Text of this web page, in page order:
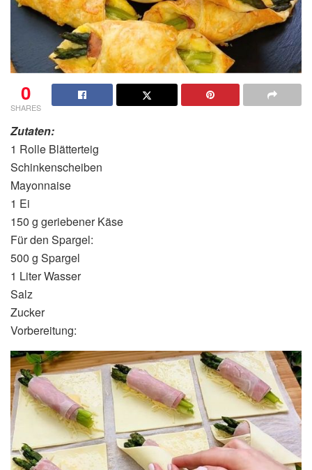
0
SHARES
Zutaten:
1 Rolle Blätterteig
Schinkenscheiben
Mayonnaise
1 Ei
150 g geriebener Käse
Für den Spargel:
500 g Spargel
1 Liter Wasser
Salz
Zucker
Vorbereitung: